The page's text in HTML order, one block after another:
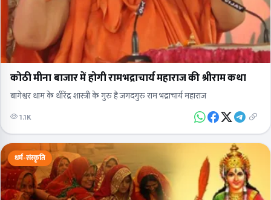
कोठी मीना बाजार में होगी रामभद्राचार्य महाराज की श्रीराम कथा
बागेश्वर धाम के धीरेंद्र शास्त्री के गुरु हैं जगदगुरु राम भद्राचार्य महाराज
1.1K
धर्म-संस्कृति